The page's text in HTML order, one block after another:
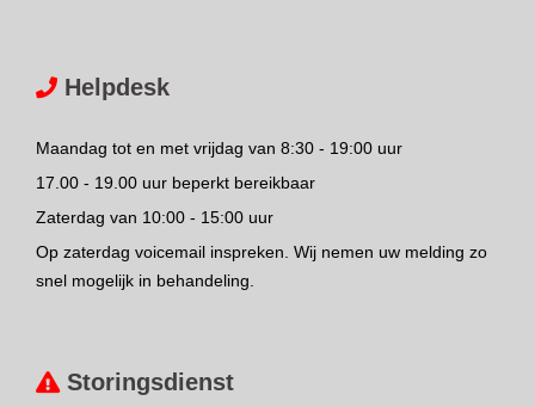
Helpdesk
Maandag tot en met vrijdag van 8:30 - 19:00 uur
17.00 - 19.00 uur beperkt bereikbaar
Zaterdag van 10:00 - 15:00 uur
Op zaterdag voicemail inspreken. Wij nemen uw melding zo
snel mogelijk in behandeling.
Storingsdienst